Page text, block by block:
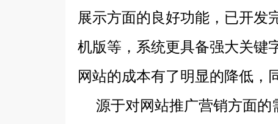
展示方面的良好功能，已开发
机版等，系统更具备强大关键
网站的成本有了明显的降低，
源于对网站推广营销方面的